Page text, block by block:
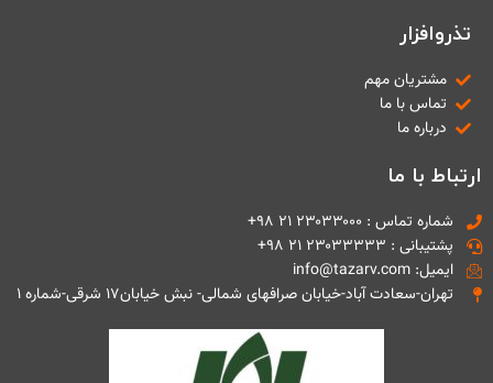
تذروافزار
مشتریان مهم
تماس با ما
درباره ما
ارتباط با ما
شماره تماس : ۲۳۰۳۳۰۰۰ ۲۱ ۹۸+
پشتیبانی : ۲۳۰۳۳۳۳۳ ۲۱ ۹۸+
ایمیل: info@tazarv.com
تهران-سعادت آباد-خیابان صرافهای شمالی- نبش خیابان۱۷ شرقی-شماره ۱